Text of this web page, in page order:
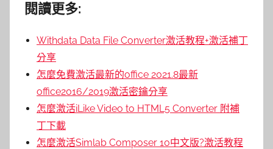
閱讀更多:
Withdata Data File Converter激活教程+激活補丁
分享
怎麼免費激活最新的office 2021.8最新
office2016/2019激活密鑰分享
怎麼激活iLike Video to HTML5 Converter 附補
丁下載
怎麼激活Simlab Composer 10中文版?激活教程